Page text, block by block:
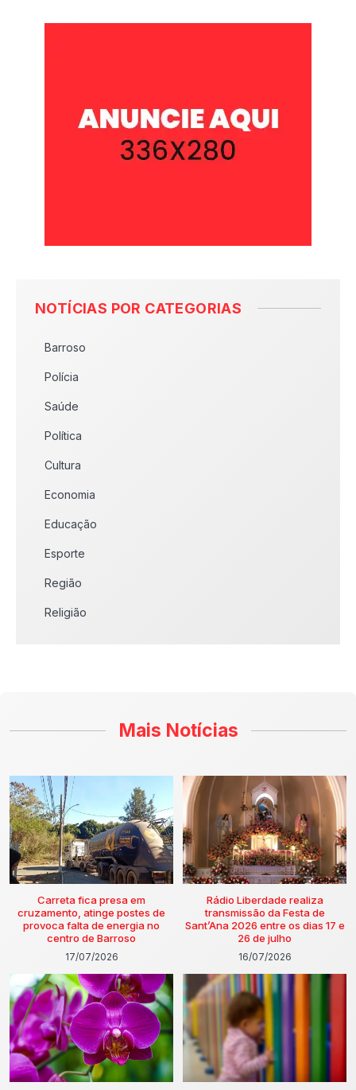
NOTÍCIAS POR CATEGORIAS
Barroso
Polícia
Saúde
Política
Cultura
Economia
Educação
Esporte
Região
Religião
Mais Notícias
Carreta fica presa em
cruzamento, atinge postes de
provoca falta de energia no
centro de Barroso
17/07/2026
Rádio Liberdade realiza
transmissão da Festa de
Sant’Ana 2026 entre os dias 17 e
26 de julho
16/07/2026